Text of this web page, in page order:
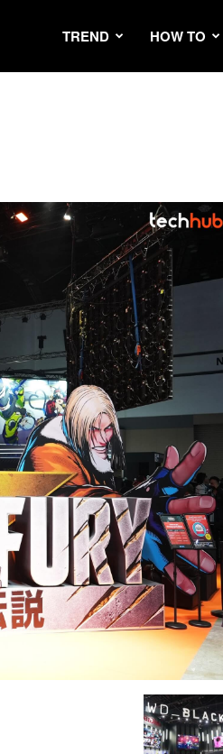
TREND HOW TO